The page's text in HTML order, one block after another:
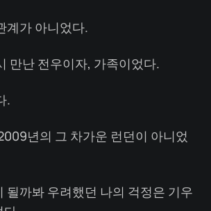
계가 아니었다.
만난 전우이자, 가족이었다.
.
년의 그 차가운 런던이 아니었
될까봐 우려했던 나의 걱정은 기우